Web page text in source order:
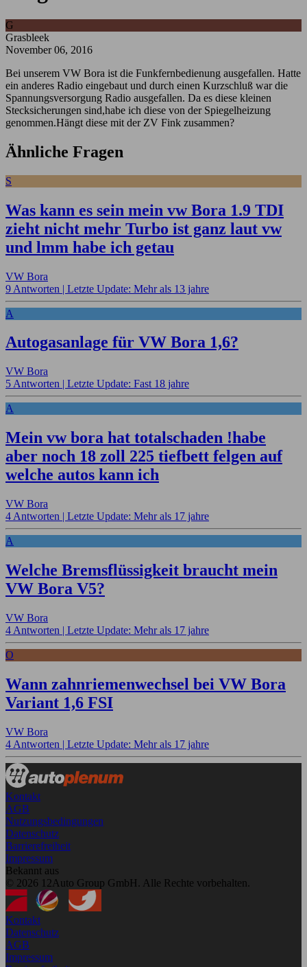
G
Grasbleek
November 06, 2016
Bei unserem VW Bora ist die Funkfernbedienung ausgefallen. Hatte
ein anderes Radio eingebaut und durch einen Kurzschluß war die
Spannungsversorgung Radio ausgefallen. Da es diese kleinen
Stecksicherungen sind,habe ich diese von der Spiegelheizung
genommen.Hängt diese mit der ZV Fink zusammen?
Ähnliche Fragen
S
Was kann es sein mein vw Bora 1.9 TDI
zieht nicht mehr Turbo ist ganz laut vw
und lmm habe ich getau
VW Bora
9 Antworten | Letzte Update: Mehr als 13 jahre
A
Autogasanlage für VW Bora 1,6?
VW Bora
5 Antworten | Letzte Update: Fast 18 jahre
A
Mein vw bora hat totalschaden !habe
aber noch 18 zoll 225 tiefbett felgen auf
welche autos kann ich
VW Bora
4 Antworten | Letzte Update: Mehr als 17 jahre
A
Welche Bremsflüssigkeit braucht mein
VW Bora V5?
VW Bora
4 Antworten | Letzte Update: Mehr als 17 jahre
O
Wann zahnriemenwechsel bei VW Bora
Variant 1,6 FSI
VW Bora
4 Antworten | Letzte Update: Mehr als 17 jahre
Kontakt
AGB
Nutzungsbedingungen
Datenschutz
Barrierefreiheit
Impressum
Bekannt aus
© 2026 12Auto Group GmbH. Alle Rechte vorbehalten.
Kontakt
Datenschutz
AGB
Impressum